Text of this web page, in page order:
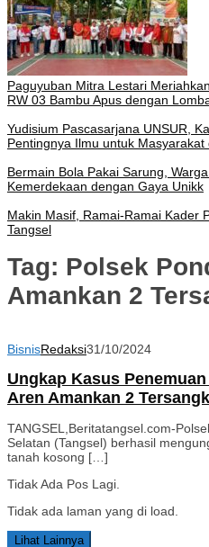
Paguyuban Mitra Lestari
RW 03 Bambu Apus dengan
Yudisium Pascasarjana UNSUR,
Pentingnya Ilmu untuk Masyarakat
Bermain Bola Pakai Sarung,
Kemerdekaan dengan Gaya Unikk
Makin Masif, Ramai-Ramai Kader
Tangsel
Tag: Polsek
Amankan 2
BisnisRedaksi31/10/2024
Ungkap Kasus
Aren Amankan 2
TANGSEL,Beritatangsel.com-
Selatan (Tangsel) berhasil
tanah kosong […]
Tidak Ada Pos Lagi.
Tidak ada laman yang di load.
Lihat Lainnya